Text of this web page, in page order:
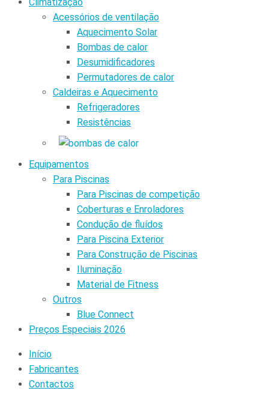
Acessórios de ventilação
Aquecimento Solar
Bombas de calor
Desumidificadores
Permutadores de calor
Caldeiras e Aquecimento
Refrigeradores
Resistências
Equipamentos
Para Piscinas
Para Piscinas de competição
Coberturas e Enroladores
Condução de fluídos
Para Piscina Exterior
Para Construção de Piscinas
Iluminação
Material de Fitness
Outros
Blue Connect
Preços Especiais 2026
Início
Fabricantes
Contactos